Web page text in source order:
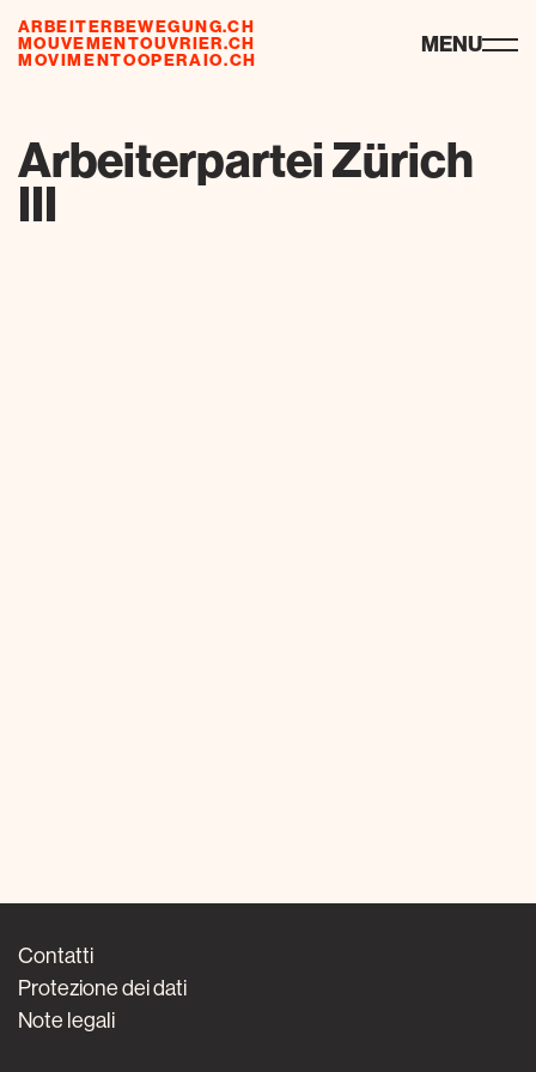
ARBEITERBEWEGUNG.CH
MOUVEMENTOUVRIER.CH
MOVIMENTOOPERAIO.CH
risorse MENU
Arbeiterpartei Zürich
III
Contatti
Protezione dei dati
Note legali